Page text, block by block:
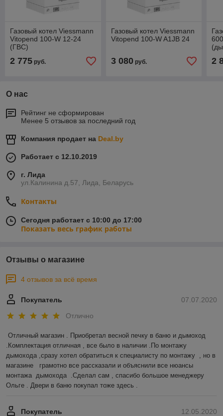
Газовый котел Viessmann
Vitopend 100-W 12-24
(ГВС)
2 775 руб.
Газовый котел Viessmann
Vitopend 100-W A1JB 24
3 080руб. 2
О нас
Рейтинг не сформирован
Менее 5 отзывов за последний год
Компания продает на Deal.by
Работает с 12.10.2019
г. Лида
ул.Калинина д.57, Лида, Беларусь
Контакты
Сегодня работает с 10:00 до 17:00
Показать весь график работы
Отзывы о магазине
4 отзывов за всё время
07.07.2020
Покупатель
Отлично
Отличный магазин . Приобретал весной печку в баню и дымоход
.Комплектация отличная , все было в наличии .По монтажу
дымохода ,сразу хотел обратиться к специалисту по монтажу  , но в
магазине   грамотно все рассказали и объяснили все нюансы
монтажа  дымохода  .Сделал сам , спасибо большое менеджеру
Ольге . Двери в баню покупал тоже здесь .
12.05.2020
Покупатель